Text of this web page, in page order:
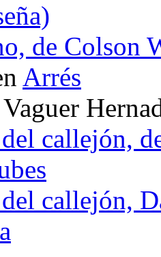
de Colson
Arrés
del callejón,
del callejón,